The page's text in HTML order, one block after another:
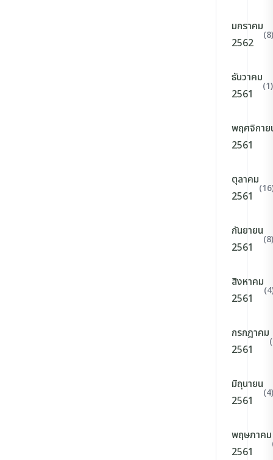
มกราคม
2562
(8)
ธันวาคม
2561
(1)
พฤศจิกาย
2561
ตุลาคม
2561
กันยายน
2561
(8)
สิงหาคม
2561
กรกฎาคม
2561
มิถุนายน
2561
(4)
พฤษภาคม
2561